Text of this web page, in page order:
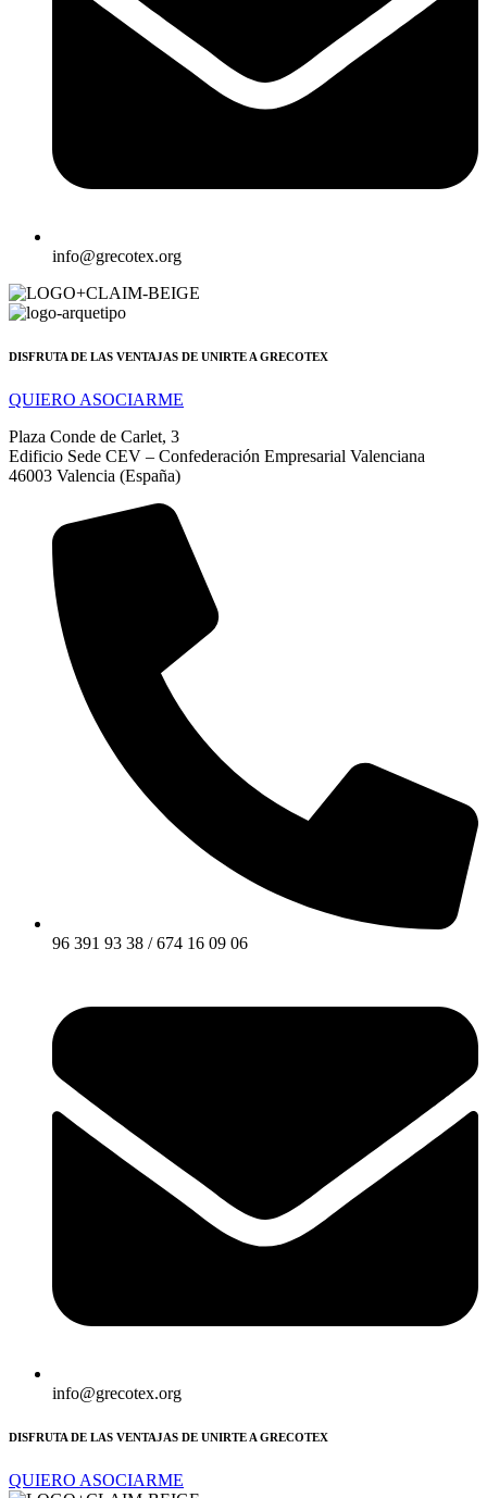
info@grecotex.org
DISFRUTA DE LAS VENTAJAS DE UNIRTE A GRECOTEX
QUIERO ASOCIARME
Plaza Conde de Carlet, 3
Edificio Sede CEV – Confederación Empresarial Valenciana
46003 Valencia (España)
96 391 93 38 / 674 16 09 06
info@grecotex.org
DISFRUTA DE LAS VENTAJAS DE UNIRTE A GRECOTEX
QUIERO ASOCIARME